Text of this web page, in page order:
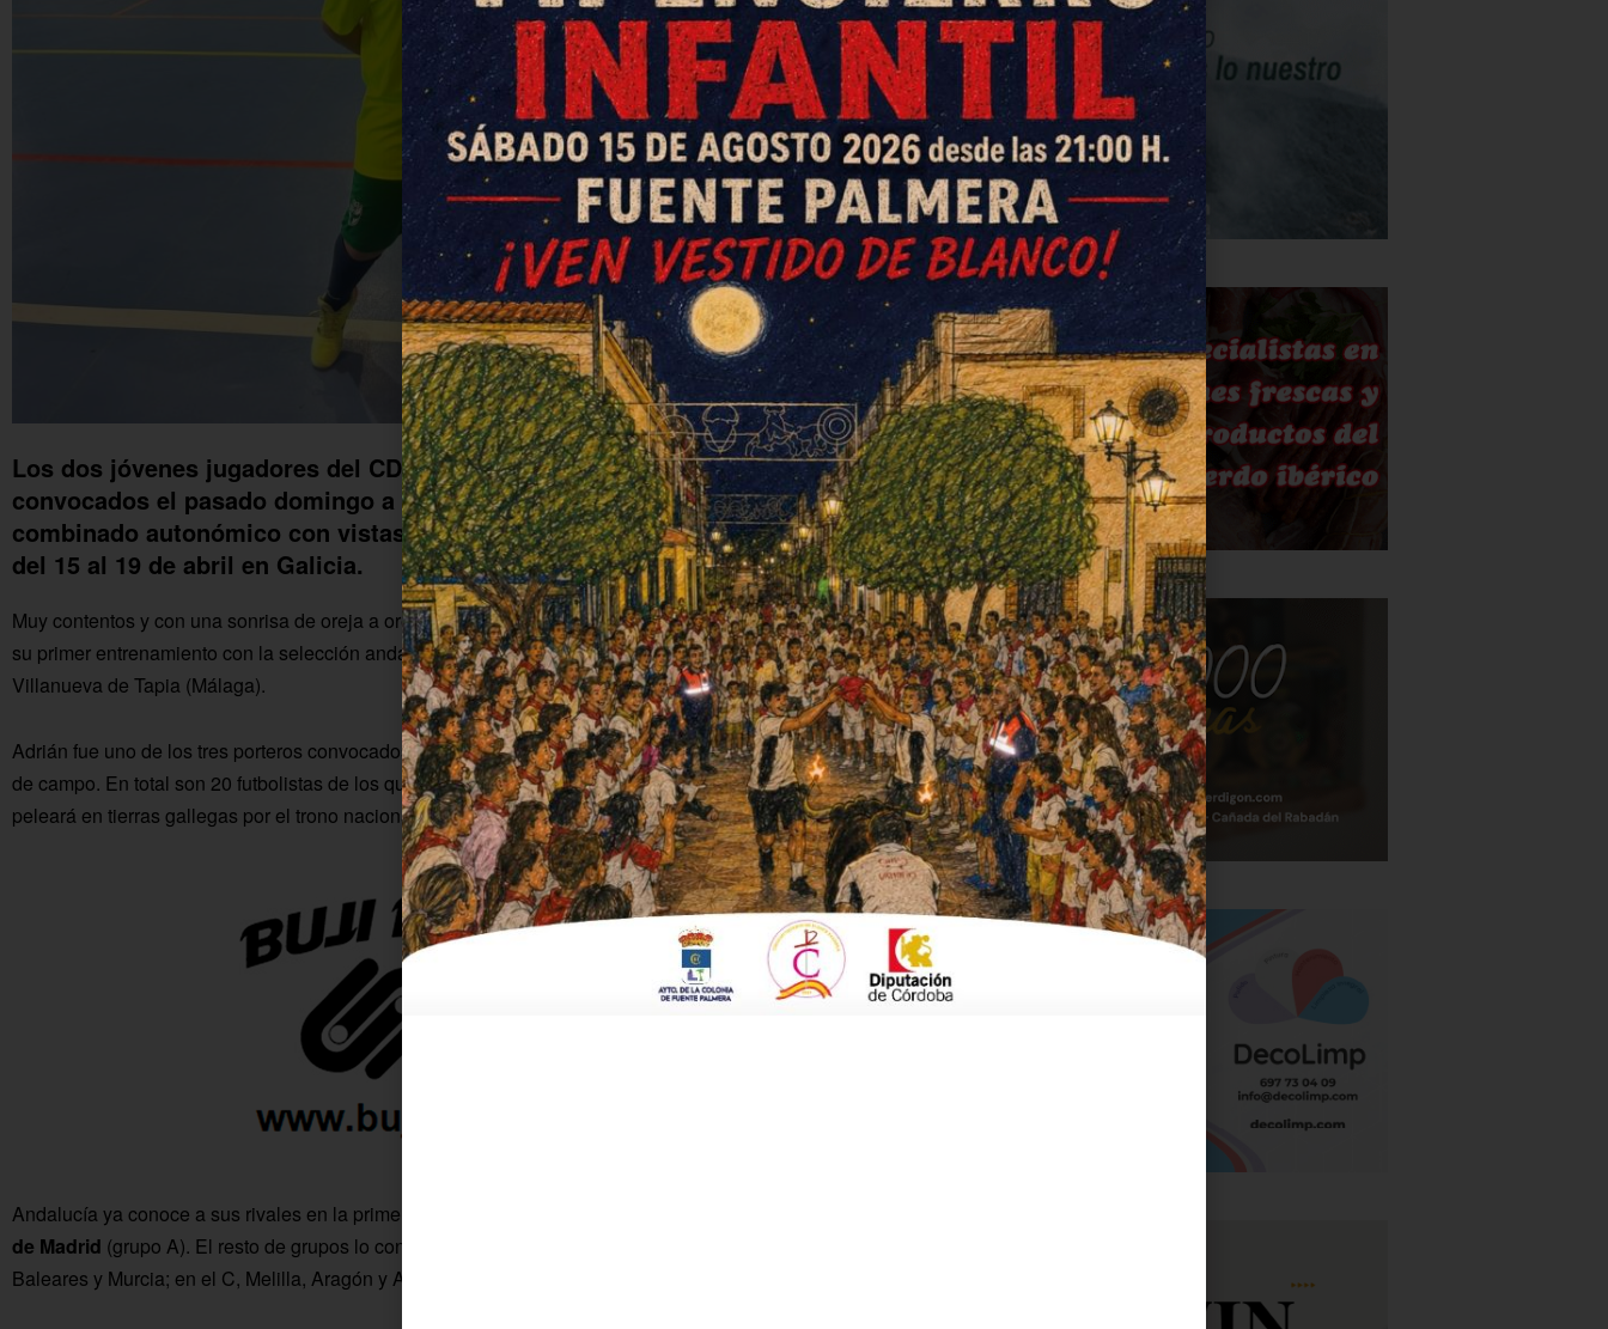
Los dos jóvenes jugadores del CD Colonia de Fuente Palmera Futsal fueron
convocados el pasado domingo a la primera sesión de preparación del
combinado autonómico con vistas al Campeonato de España que se celebrará
del 15 al 19 de abril en Galicia.
Muy contentos y con una sonrisa de oreja a oreja concluyeron Raúl Pavón Pino y Adrián Gutierrez Hidalgo
su primer entrenamiento con la selección andaluza benjamín de fútbol sala, el cual tuvo lugar en
Villanueva de Tapia (Málaga).
Adrián fue uno de los tres porteros convocados y Raúl, que juega de cierre, uno de los diecisiete jugadores
de campo. En total son 20 futbolistas de los que saldrá la convocatoria definitiva de doce componentes que
peleará en tierras gallegas por el trono nacional del fútbol sala benjamín.
Andalucía ya conoce a sus rivales en la primera fase:
de Madrid (grupo A). El resto de grupos lo conforman tres selecciones cada uno: en el B, Ceuta, Islas
Baleares y Murcia; en el C, Melilla, Aragón y Asturias; y en el D, Canarias, Galicia y Cataluña.